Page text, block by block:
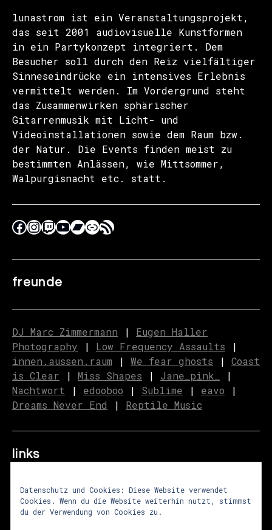
lunastrom ist ein Veranstaltungsprojekt,
das seit 2001 audiovisuelle Kunstformen
in ein Partykonzept integriert. Dem
Besucher soll durch den Reiz vielfältiger
Sinneseindrücke ein intensives Erlebnis
vermittelt werden. Im Vordergrund steht
das Zusammenwirken sphärischer
Gitarrenmusik mit Licht- und
Videoinstallationen sowie dem Raum bzw.
der Natur. Die Events finden meist zu
bestimmten Anlässen, wie Mittsommer,
Walpurgisnacht etc. statt.
freunde
DJ Marc Zimmermann | Eugen Haller
Photography | Low Frequency Assaults |
innen.aussen.raum | We fear ghosts | Coast
is Clear | Miss Shapes | Jane_pink_
|
Nachtwort | edooboo | Sublime | eavo |
Dreams Never End | Reptile Music
links
über uns | presse|newsletter
impressum|datenschutz |
Datenschutz und Cookies: Diese Website verwendet
Cookies. Wenn du die Website weiterhin nutzt, stimmst
du der Verwendung von Cookies zu.